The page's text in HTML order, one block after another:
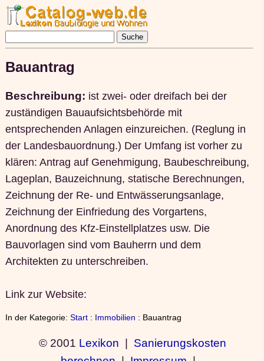
Bauantrag
Beschreibung: ist zwei- oder dreifach bei der
zuständigen Bauaufsichtsbehörde mit
entsprechenden Anlagen einzureichen. (Reglung in
der Landesbauordnung.) Der Umfang ist vorher zu
klären: Antrag auf Genehmigung, Baubeschreibung,
Lageplan, Bauzeichnung, statische Berechnungen,
Zeichnung der Re- und Entwässerungsanlage,
Zeichnung der Einfriedung des Vorgartens,
Anordnung des Kfz-Einstellplatzes usw. Die
Bauvorlagen sind vom Bauherrn und dem
Architekten zu unterschreiben.
Link zur Website:
In der Kategorie: Start: Immobilien : Bauantrag
© 2001 Lexikon | Sanierungskosten